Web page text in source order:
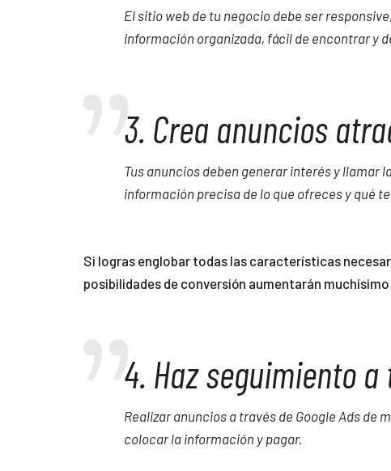
El sitio web de tu negocio debe ser
información organizada, fácil de encontrar y
3. Crea anuncios
Tus anuncios deben generar interés y llamar
información precisa de lo que ofreces y qué
Si logras englobar todas las características
posibilidades de conversión aumentarán muchísimo
4. Haz seguimiento
Realizar anuncios a través de Google Ads de
colocar la información y pagar.